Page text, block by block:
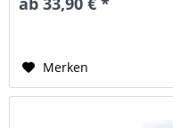
Merken